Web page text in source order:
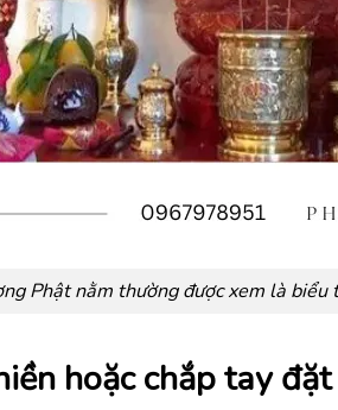
Phật nằm thường được xem là biểu
hoặc chắp tay